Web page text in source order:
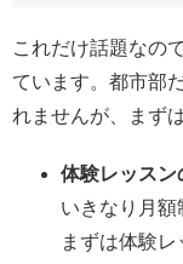
これだけ話題なの
ています。都市部
れませんが、まず
体験レッスン
いきなり月額
まずは体験